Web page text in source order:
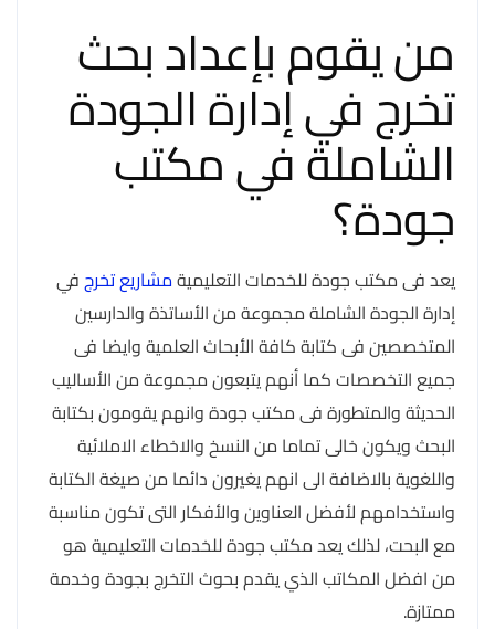
من يقوم بإعداد بحث
تخرج في إدارة الجودة
الشاملة في مكتب
جودة؟
يعد فى مكتب جودة للخدمات التعليميةمشاريع تخرجفي
إدارة الجودة الشاملة مجموعة من الأساتذة والدارسين
المتخصصين فى كتابة كافة الأبحاث العلمية وايضا فى
جميع التخصصات كما أنهم يتبعون مجموعة من الأساليب
الحديثة والمتطورة فى مكتب جودة وانهم يقومون بكتابة
البحث ويكون خالى تماما من النسخ والاخطاء الاملائية
واللغوية بالاضافة الى انهم يغيرون دائما من صيغة الكتابة
واستخدامهم لأفضل العناوين والأفكار التى تكون مناسبة
مع البحت، لذلك يعد مكتب جودة للخدمات التعليمية هو
من افضل المكاتب الذي يقدم بحوث التخرج بجودة وخدمة
ممتازة.